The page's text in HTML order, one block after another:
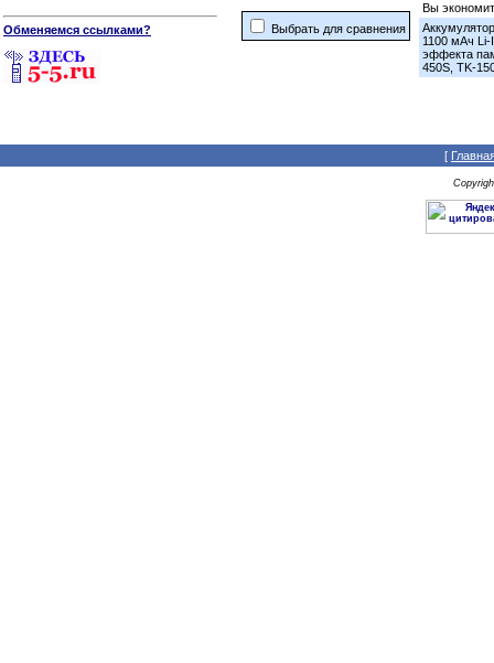
Обменяемся ссылками? Выбрать для сравнения
Вы
1100 мАч Li-
эффекта
450S, TK-
[